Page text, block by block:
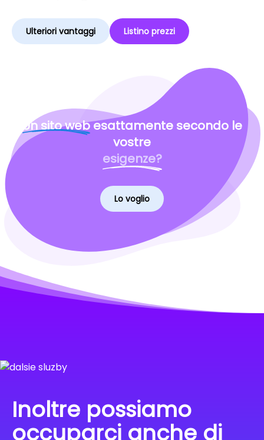
Ulteriori vantaggi Listino prezzi
Un sito webesattamente secondo le
vostre
esigenze?
Lo voglio
Inoltre possiamo
occuparci anche di